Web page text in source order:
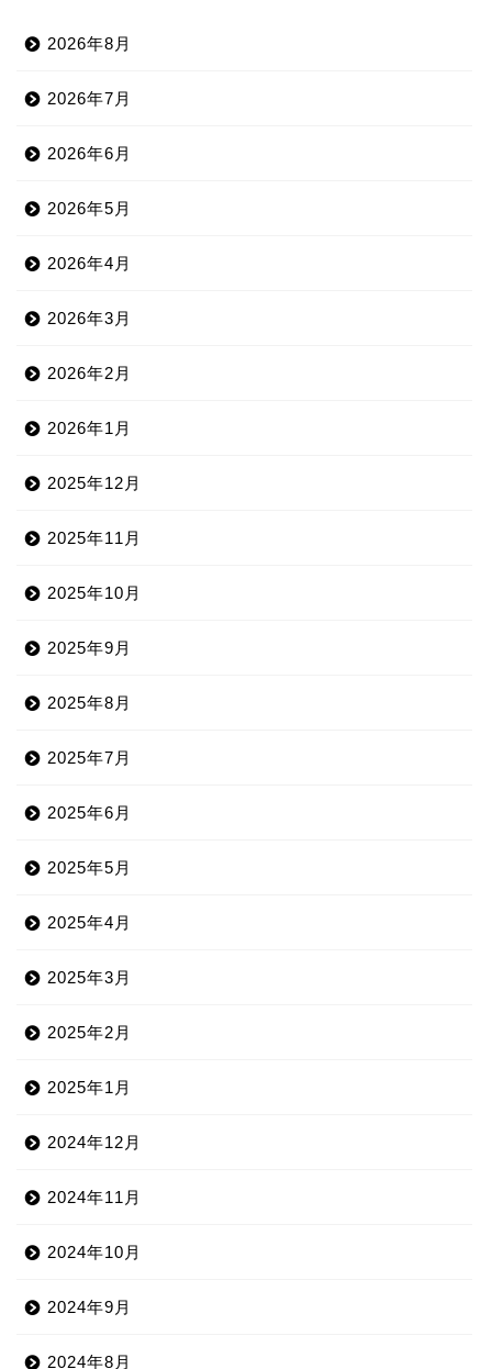
2026年8月
2026年7月
2026年6月
2026年5月
2026年4月
2026年3月
2026年2月
2026年1月
2025年12月
2025年11月
2025年10月
2025年9月
2025年8月
2025年7月
2025年6月
2025年5月
2025年4月
2025年3月
2025年2月
2025年1月
2024年12月
2024年11月
2024年10月
2024年9月
2024年8月